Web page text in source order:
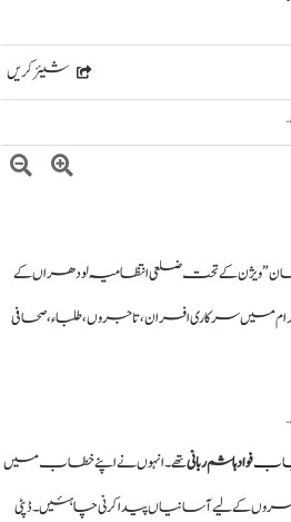
شیئر کریں
ویژن کے تحت ضلعی انتظامیہ لودھراں کے
میں سرکاری افسران، تاجروں، طلباء، صحافی
فواد ہاشم ربانیتھے۔ انہوں نے اپنے خطاب میں
دوسروں کے لیے آسانیاں پیدا کرنی چاہئیں۔ ڈپٹی